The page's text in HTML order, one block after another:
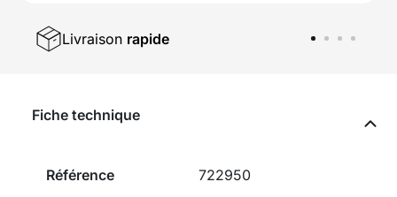
Livraison rapide
Fiche technique
Référence 722950